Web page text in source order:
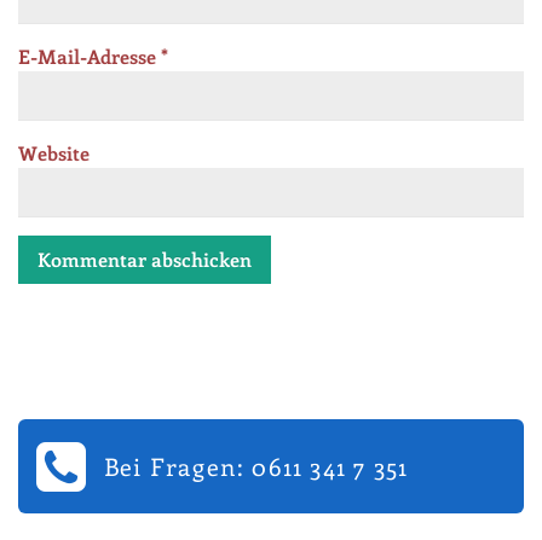
E-Mail-Adresse*
Website
Bei Fragen: 0611 341 7 351